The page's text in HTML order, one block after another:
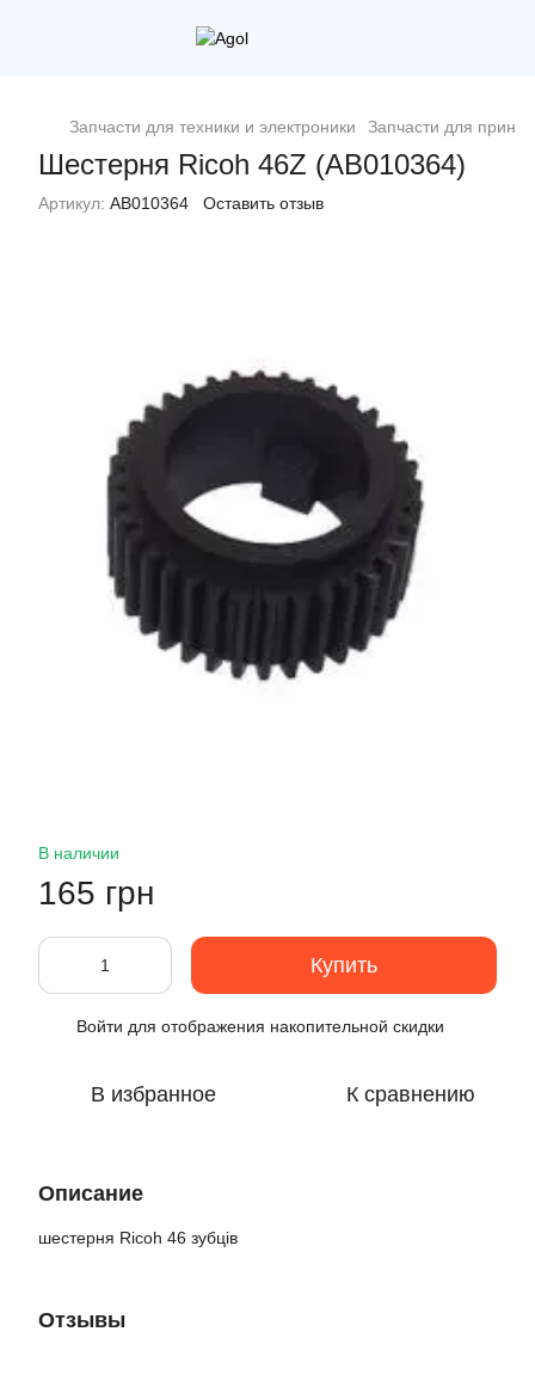
Запчасти для техники и электроники Запчасти для
Шестерня Ricoh 46Z (AB010364)
Артикул: AB010364 Оставить отзыв
В наличии
165 грн
Купить
Войти для отображения накопительной скидки
В избранное К сравнению
Описание
шестерня Ricoh 46 зубців
Отзывы